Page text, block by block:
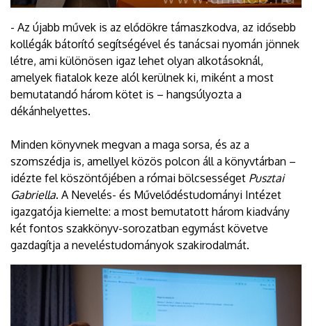
- Az újabb művek is az elődökre támaszkodva, az idősebb
kollégák bátorító segítségével és tanácsai nyomán jönnek
létre, ami különösen igaz lehet olyan alkotásoknál,
amelyek fiatalok keze alól kerülnek ki, miként a most
bemutatandó három kötet is – hangsúlyozta a
dékánhelyettes.
Minden könyvnek megvan a maga sorsa, és az a
szomszédja is, amellyel közös polcon áll a könyvtárban –
idézte fel köszöntőjében a római bölcsességet Pusztai
Gabriella. A Nevelés- és Művelődéstudományi Intézet
igazgatója kiemelte: a most bemutatott három kiadvány
két fontos szakkönyv-sorozatban egymást követve
gazdagítja a neveléstudományok szakirodalmát.